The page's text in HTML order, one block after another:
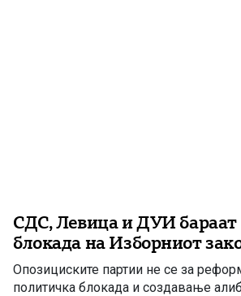
СДС, Левица и ДУИ бараат
блокада на Изборниот
Опозициските партии не се за
политичка блокада и создавање